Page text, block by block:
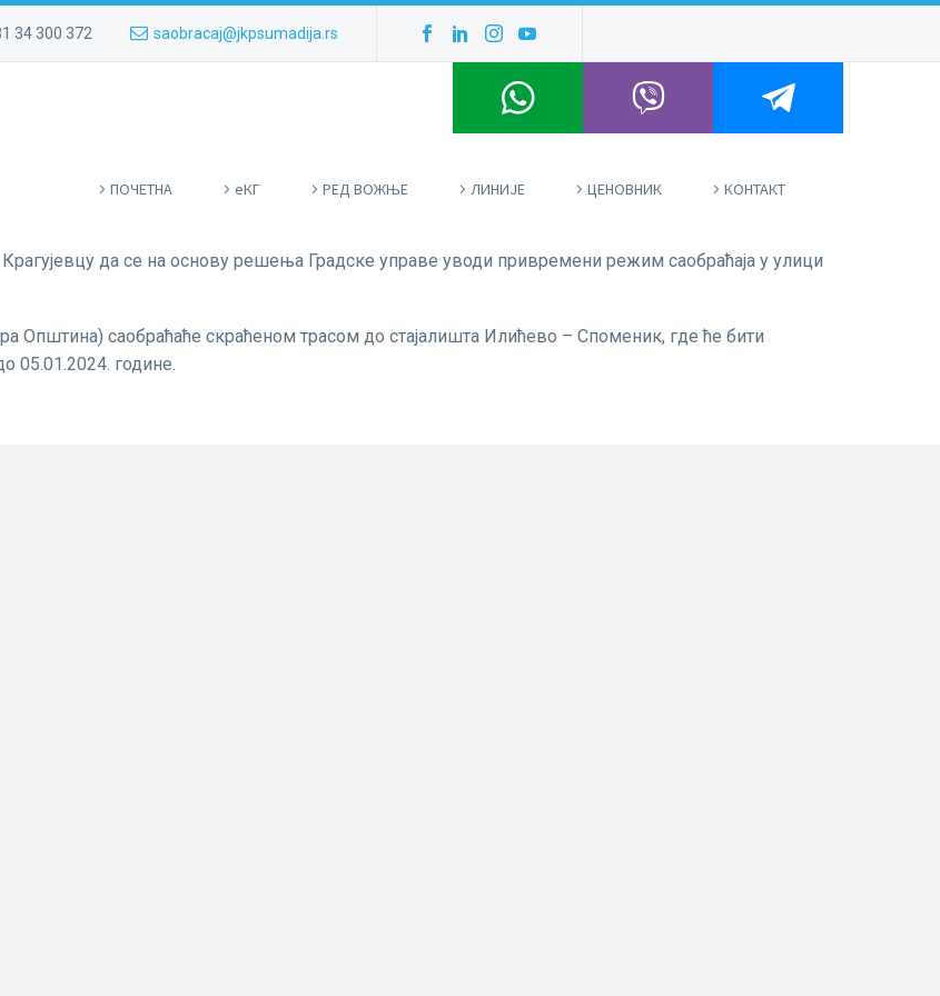
34 300 372 saobracaj@jkpsumadija.rs
ПOЧЕТНА eКГ РЕД ВОЖЊЕ ЛИНИЈЕ ЦЕНОВНИК КОНТАКТ
да се на основу решења Градске управе уводи привремени режим саобраћаја у улици
Општина) саобраћаће скраћеном трасом до стајалишта Илићево – Споменик, где ће бити
05.01.2024. године.